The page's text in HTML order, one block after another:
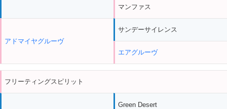
アドマイヤグルーヴ
マンファス
サンデーサイレンス
エアグルーヴ
フリーティングスピリット
Green Desert